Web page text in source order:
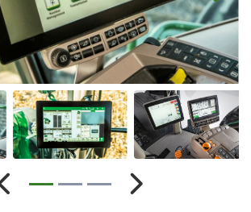
Anterior Próximo